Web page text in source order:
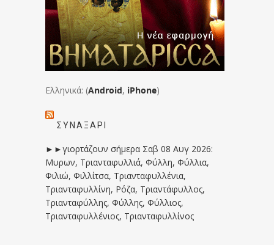
Ελληνικά: (Android, iPhone)
ΣΥΝΑΞΆΡΙ
►►γιορτάζουν σήμερα Σαβ 08 Αυγ 2026:
Μυρων, Τριανταφυλλιά, Φύλλη, Φύλλια,
Φιλιώ, Φιλλίτσα, Τριανταφυλλένια,
Τριανταφυλλίνη, Ρόζα, Τριαντάφυλλος,
Τριανταφύλλης, Φύλλης, Φύλλιος,
Τριανταφυλλένιος, Τριανταφυλλίνος